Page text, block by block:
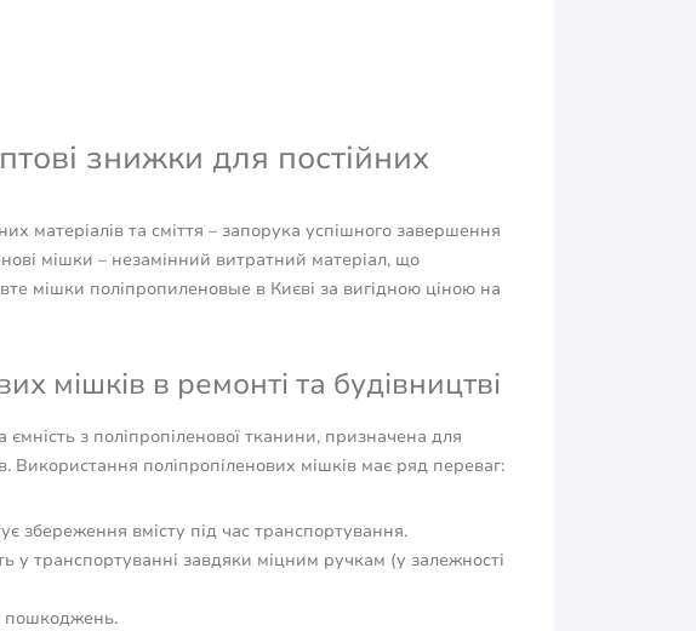
знижки для постійних
матеріалів та сміття – запорука успішного завершення
мішки – незамінний витратний матеріал, що
мішки поліпропиленовые в Києві за вигідною ціною на
мішків в ремонті та будівництві
з поліпропіленової тканини, призначена для
Використання поліпропіленових мішків має ряд переваг:
збереження вмісту під час транспортування.
у транспортуванні завдяки міцним ручкам (у залежності
пошкоджень.